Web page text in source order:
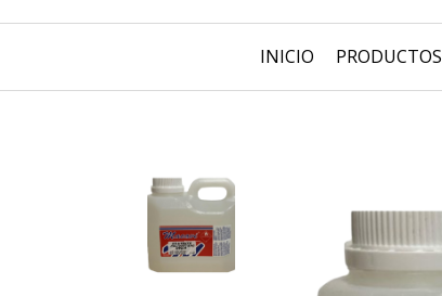
INICIO PRODUCTOS